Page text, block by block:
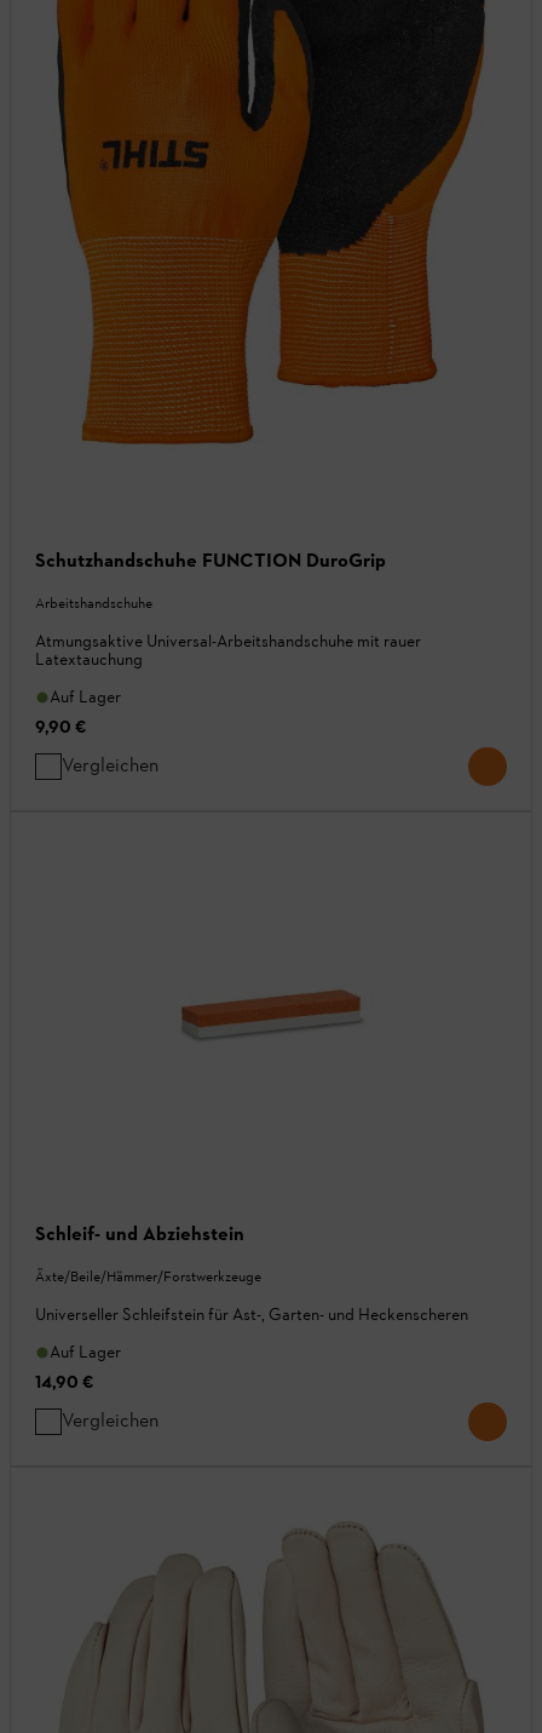
Schutzhandschuhe FUNCTION DuroGrip
Arbeitshandschuhe
Atmungsaktive Universal-Arbeitshandschuhe mit rauer
Latextauchung
Auf Lager
9,90 €
Vergleichen
Schleif- und Abziehstein
Äxte/Beile/Hämmer/Forstwerkzeuge
Universeller Schleifstein für Ast-, Garten- und Heckenscheren
Auf Lager
14,90 €
Vergleichen